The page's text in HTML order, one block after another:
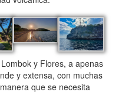
y Flores, a apenas
y extensa, con muchas
que se necesita